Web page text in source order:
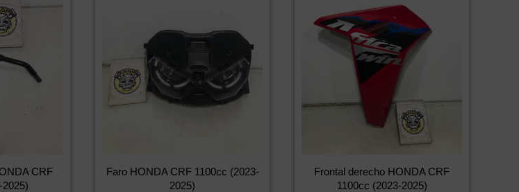
CRF
2025)
Faro HONDA CRF 1100cc (2023-
2025)
Frontal derecho HONDA CRF
1100cc (2023-2025)